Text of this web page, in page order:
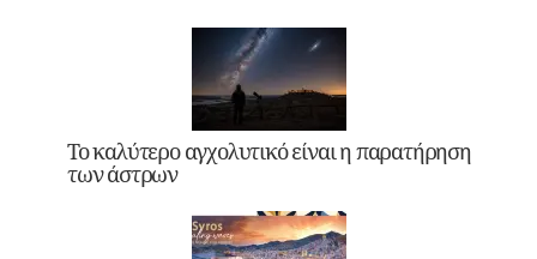
Το καλύτερο αγχολυτικό είναι η παρατήρηση
των άστρων